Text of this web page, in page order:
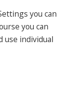
you can
you can
use individual